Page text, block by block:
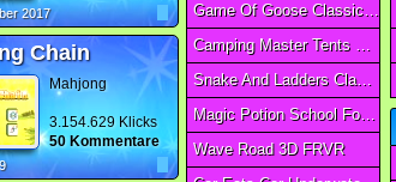
2017
Chain
Mahjong
3.154.629 Klicks
50 Kommentare
Game Of Goose Classic Edition
Camping Master Tents & Trees
Snake And Ladders Classic
Magic Potion School For Witch
Wave Road 3D FRVR